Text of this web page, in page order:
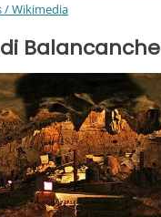
/ Wikimedia
Balancanche